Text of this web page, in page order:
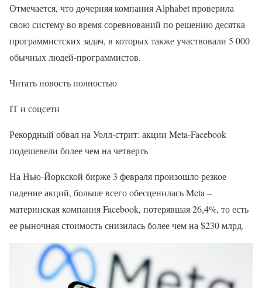
Отмечается, что дочерняя компания Alphabet проверила
свою систему во время соревнований по решению десятка
программистских задач, в которых также участвовали 5 000
обычных людей-программистов.
Читать новость полностью
ІТ и соцсети
Рекордный обвал на Уолл-стрит: акции Meta-Facebook
подешевели более чем на четверть
На Нью-Йоркской бирже 3 февраля произошло резкое
падение акций, больше всего обесценилась Meta –
материнская компания Facebook, потерявшая 26,4%, то есть
ее рыночная стоимость снизилась более чем на $230 млрд.